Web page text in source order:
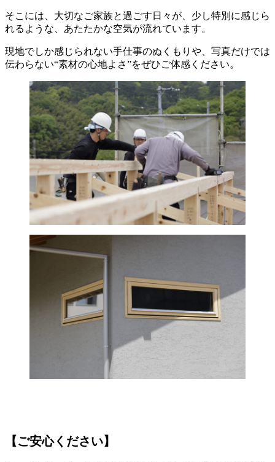
そこには、大切なご家族と過ごす日々が、少し特別に感じら
れるような、あたたかな空気が流れています。
現地でしか感じられない手仕事のぬくもりや、写真だけでは
伝わらない“素材の心地よさ”をぜひご体感ください。
【ご安心ください】